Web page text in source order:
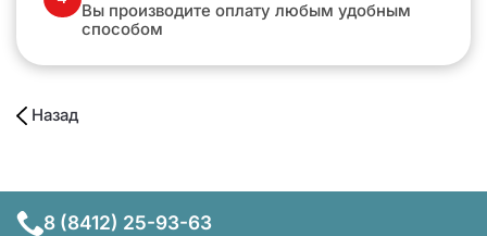
Вы производите оплату любым удобным
способом
Назад
8 (8412) 25-93-63